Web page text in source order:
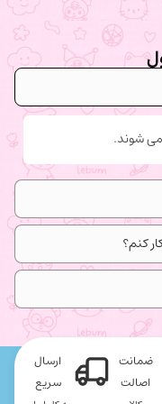
شوند.
کنم؟
ضمانت
اصالت
ارسال
سریع